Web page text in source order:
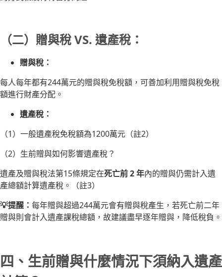
（二）贈與稅 VS. 遺產稅：
贈與稅：
每人每年都有244萬元的贈與稅免稅額，可善加利用贈與稅免稅
額進行財產分配。
遺產稅：
（1）一般遺產稅免稅額為1200萬元（註2）
（2）生前贈與如何影響遺產稅？
遺產及贈與稅法第15條規定在死亡前 2 年內的贈與仍需計入遺
產總額計算遺產稅。（註3）
💡提醒： 每年贈與超過244萬元會有贈與稅產生，若死亡前二年
贈與則會計入遺產課稅總額，故建議盡早逐年贈與，降低稅負。
四、生前贈與什麼情況下須納入遺產